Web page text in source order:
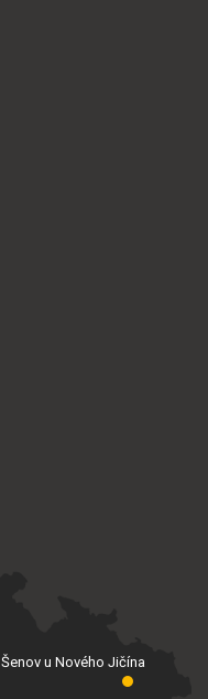
Šenov u Nového Jičína